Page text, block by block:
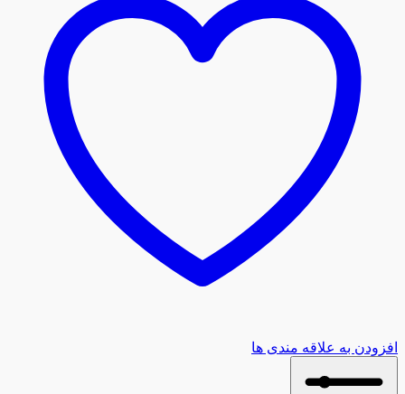
Mackbook
Pro13
2022
عدد
افزودن به علاقه مندی ها